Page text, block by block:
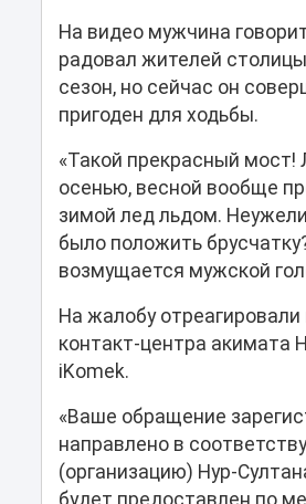
На видео мужчина
радовал жителей
сезон, но сейчас он
пригоден для ходьбы.
«Такой прекрасный мост!
осенью, весной вообще
зимой лед льдом.
было положить
возмущается мужской
На жалобу отреагировали
контакт-центра акимата
iKomek.
«Ваше обращение
направлено в
(организацию) Нур-